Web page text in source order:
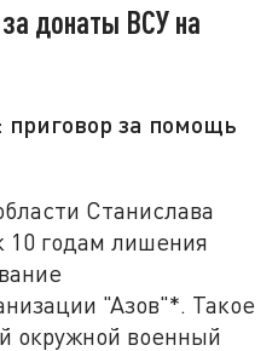
донаты ВСУ на
за помощь
Станислава
10 годам лишения
"Азов"*. Такое
военный